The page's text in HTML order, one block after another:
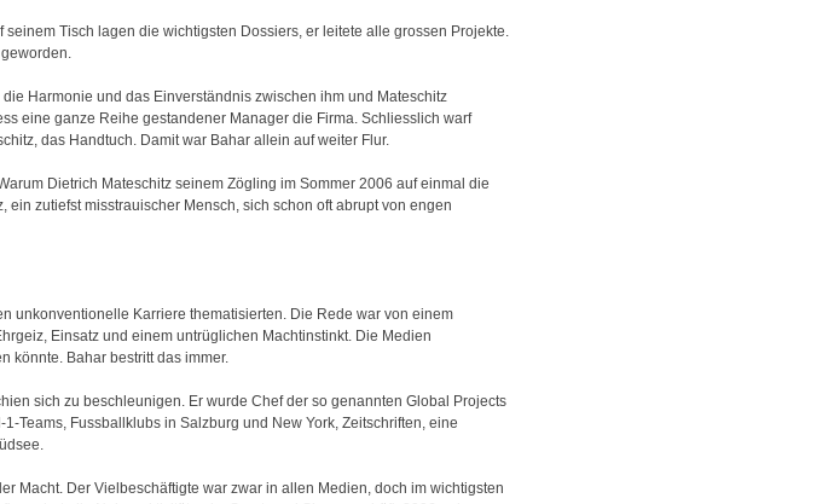
Tisch lagen die wichtigsten Dossiers, er leitete alle grossen Projekte.
Harmonie und das Einverständnis zwischen ihm und Mateschitz
eine ganze Reihe gestandener Manager die Firma. Schliesslich warf
das Handtuch. Damit war Bahar allein auf weiter Flur.
Dietrich Mateschitz seinem Zögling im Sommer 2006 auf einmal die
zutiefst misstrauischer Mensch, sich schon oft abrupt von engen
unkonventionelle Karriere thematisierten. Die Rede war von einem
Einsatz und einem untrüglichen Machtinstinkt. Die Medien
könnte. Bahar bestritt das immer.
sich zu beschleunigen. Er wurde Chef der so genannten Global Projects
Teams, Fussballklubs in Salzburg und New York, Zeitschriften, eine
Macht. Der Vielbeschäftigte war zwar in allen Medien, doch im wichtigsten